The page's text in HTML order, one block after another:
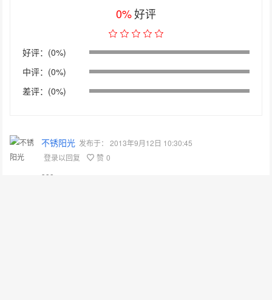
0%好评
好评：(0%)
中评：(0%)
差评：(0%)
不锈阳光 发布于：2013年9月12日 10:30:45
登录以回复
赞 0
333